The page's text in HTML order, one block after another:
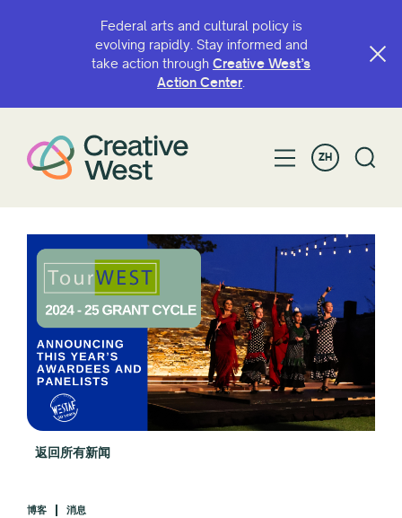
Federal arts and cultural policy is
evolving rapidly. Stay informed and
take action through Creative West’s
Action Center.
ZH
返回所有新闻
博客 消息